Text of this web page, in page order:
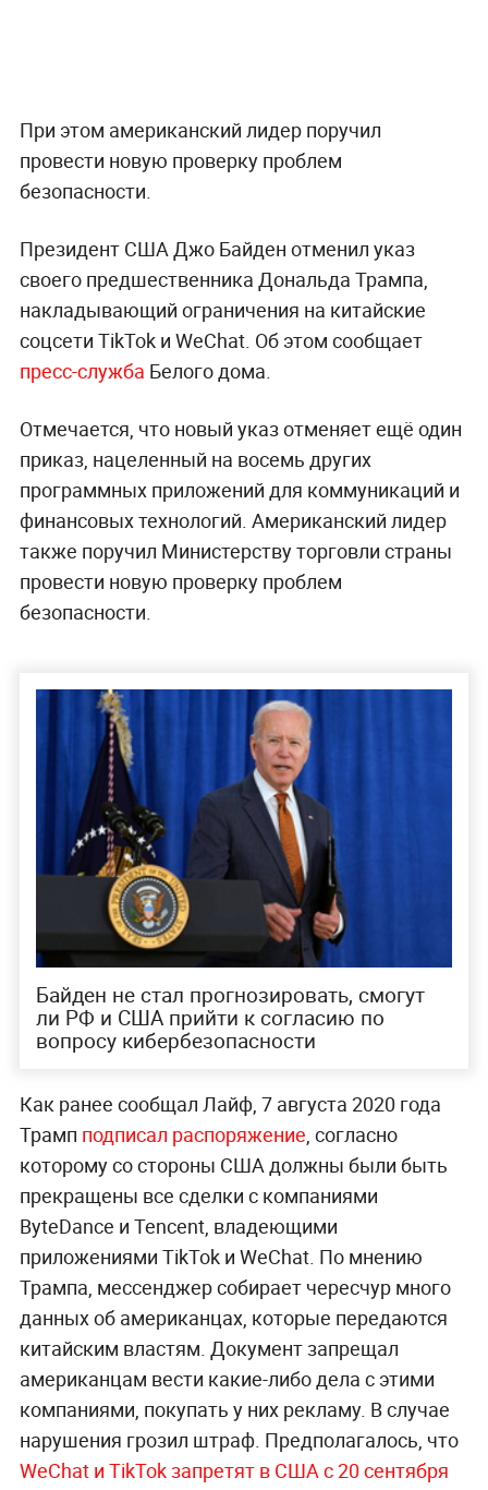
При этом американский лидер поручил
провести новую проверку проблем
безопасности.
Президент США Джо Байден отменил указ
своего предшественника Дональда Трампа,
накладывающий ограничения на китайские
соцсети TikTok и WeChat. Об этом сообщает
пресс-служба Белого дома.
Отмечается, что новый указ отменяет ещё один
приказ, нацеленный на восемь других
программных приложений для коммуникаций и
финансовых технологий. Американский лидер
также поручил Министерству торговли страны
провести новую проверку проблем
безопасности.
Байден не стал прогнозировать, смогут
ли РФ и США прийти к согласию по
вопросу кибербезопасности
Как ранее сообщал Лайф, 7 августа 2020 года
Трамп подписал распоряжение, согласно
которому со стороны США должны были быть
прекращены все сделки с компаниями
ByteDance и Tencent, владеющими
приложениями TikTok и WeChat. По мнению
Трампа, мессенджер собирает чересчур много
данных об американцах, которые передаются
китайским властям. Документ запрещал
американцам вести какие-либо дела с этими
компаниями, покупать у них рекламу. В случае
нарушения грозил штраф. Предполагалось, что
WeChat и TikTok запретят в США с 20 сентября